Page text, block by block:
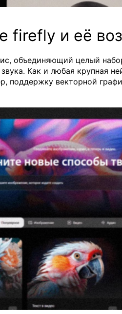
firefly и её
объединяющий целый
Как и любая крупная
поддержку векторной